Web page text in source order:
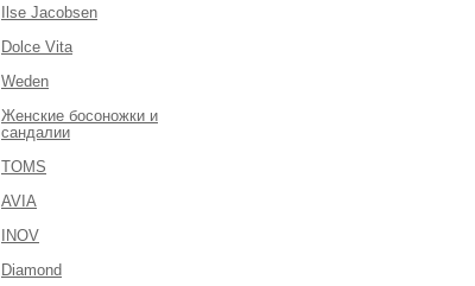
Ilse Jacobsen
Dolce Vita
Weden
Женские босоножки и
сандалии
TOMS
AVIA
INOV
Diamond